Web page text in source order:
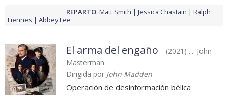
REPARTO: Matt Smith Jessica Chastain
Ralph
Fiennes
Abbey Lee
El arma del engaño
(2021) .... John
Masterman
Dirigida por John Madden
Operación de desinformación bélica